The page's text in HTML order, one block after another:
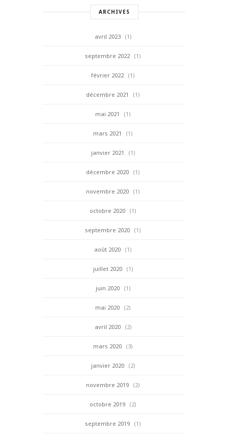
ARCHIVES
avril 2023 (1)
septembre 2022 (1)
février 2022 (1)
décembre 2021 (1)
mai 2021 (1)
mars 2021 (1)
janvier 2021 (1)
décembre 2020 (1)
novembre 2020 (1)
octobre 2020 (1)
septembre 2020 (1)
août 2020 (1)
juillet 2020 (1)
juin 2020 (1)
mai 2020 (2)
avril 2020 (2)
mars 2020 (3)
janvier 2020 (2)
novembre 2019 (2)
octobre 2019 (2)
septembre 2019 (1)